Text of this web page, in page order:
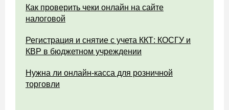
Как проверить чеки онлайн на сайте
налоговой
Регистрация и снятие с учета ККТ: КОСГУ и
КВР в бюджетном учреждении
Нужна ли онлайн-касса для розничной
торговли